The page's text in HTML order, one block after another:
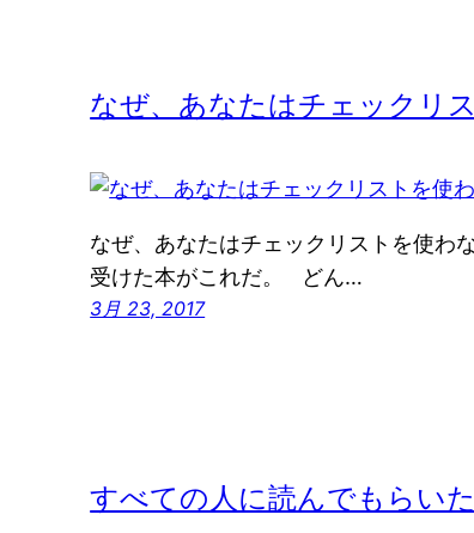
なぜ、あなたはチェックリ
なぜ、あなたはチェックリストを使わ
受けた本がこれだ。 どん…
3月 23, 2017
すべての人に読んでもらい